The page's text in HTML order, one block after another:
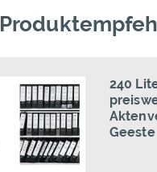
240
Geeste